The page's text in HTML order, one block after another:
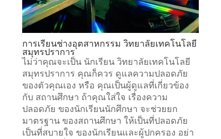
การเรียนช่างอุตสาหกรรม วิทยาลัยเทคโนโลยี
สมุทรปราการ
ไม่ว่าคุณจะเป็น นักเรียน วิทยาลัยเทคโนโลยี
สมุทรปราการ คุณก็ควร ดูแลความปลอดภัย
ของตัวคุณเอง หรือ คุณเป็นผู้ดูแลที่เกี่ยวข้อง
กับ สถานศึกษา ถ้าคุณใส่ใจ เรื่องความ
ปลอดภัย ของนักเรียนนักศึกษา จะช่วยยก
มาตรฐาน ของสถานศึกษา ให้เป็นที่ปลอดภัย
เป็นที่สบายใจ ของนักเรียนและผู้ปกครอง อย่า